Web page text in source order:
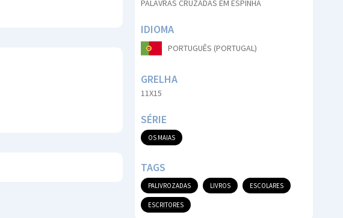
PALAVRAS CRUZADAS EM ESPINHA
IDIOMA
PORTUGUÊS (PORTUGAL)
GRELHA
11X15
SÉRIE
OS MAIAS
TAGS
PALIVROZADAS LIVROS ESCOLARES
ESCRITORES